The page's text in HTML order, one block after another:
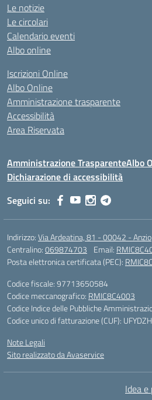
Le notizie
Le circolari
Calendario eventi
Albo online
Iscrizioni Online
Albo Online
Amministrazione trasparente
Accessibilità
Area Riservata
Amministrazione TrasparenteAlbo
Dichiarazione di accessibilità
Seguici su:
Indirizzo:Via Ardeatina, 81 - 00042 - Anzio
Centralino:069874703 Email:
Posta elettronica certificata (PEC):
Codice fiscale: 97713650584
Codice meccanografico: RMIC8C4003
Codice Indice delle Pubbliche
Codice unico di fatturazione (CUF): UFYDZH
Note Legali
Sito realizzato da Avaservice
Idea